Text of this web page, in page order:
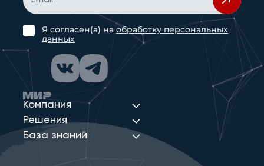
Компания
Решения
База знаний
Я согласен(а) наобработку персональных
данных